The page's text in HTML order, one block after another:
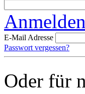
Anmelden
E-Mail Adresse
Passwort vergessen?
Oder für